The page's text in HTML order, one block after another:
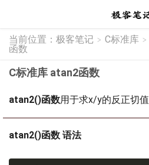
当前位置： 极客笔记 > C标准库 >
函数
C标准库 atan2函数
atan2()函数用于求x/y的反正切值
atan2()函数 语法